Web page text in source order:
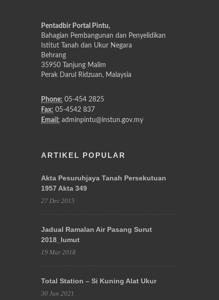
Pentadbir Portal Pintu,
Bahagian Pembangunan dan Penyelidikan
Istitut Tanah dan Ukur Negara
Behrang
35950 Tanjung Malim
Perak Darul Ridzuan, Malaysia
Phone: 05-454 2825
Fax: 05-4542 837
Email: adminpintu@instun.gov.my
ARTIKEL POPULAR
Akta Pesuruhjaya Tanah Persekutuan
1957 Akta 349
27 Dec 2015
Jadual Ramalan Air Pasang Surut
2018_lumut
19 Mar 2018
Total Station – Si Kuning Alat Ukur
30 Jun 2021